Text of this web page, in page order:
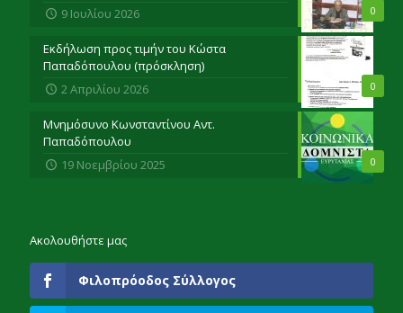
0
9 Ιουλίου 2026
0
Εκδήλωση προς τιμήν του Κώστα
Παπαδόπουλου (πρόσκληση)
2 Απριλίου 2026
0
Μνημόσυνο Κωνσταντίνου Αντ.
Παπαδόπουλου
19 Νοεμβρίου 2025
Ακολουθήστε μας
Φιλοπρόοδος Σύλλογος